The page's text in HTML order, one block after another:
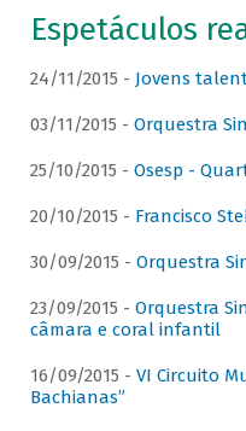
Espetáculos
24/11/2015 - Jovens
03/11/2015 - Orquestra
25/10/2015 - Osesp -
20/10/2015 - Francisco
30/09/2015 - Orquestra
23/09/2015 - Orquestra
câmara e coral infantil
16/09/2015 - VI Circuito
Bachianas”